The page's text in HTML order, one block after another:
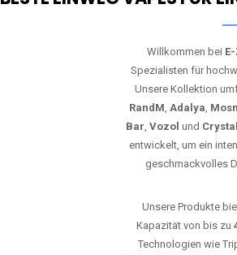
Willkommen bei
Spezialisten für
Unsere Kollektion
RandM, Adalya,
Bar, Vozol und
entwickelt, um ein
geschmackvolles
Unsere Produkte
Kapazität von bis zu
Technologien wie